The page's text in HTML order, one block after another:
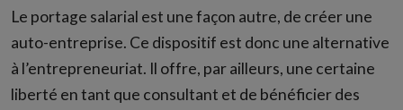
Le portage salarial est une façon autre, de créer une
auto-entreprise. Ce dispositif est donc une alternative
à l’entrepreneuriat. Il offre, par ailleurs, une certaine
liberté en tant que consultant et de bénéficier des